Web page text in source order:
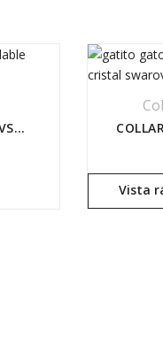
Personalizada
Cristal
COLLAR GATITO SWAROVSKI DORADO
Vista